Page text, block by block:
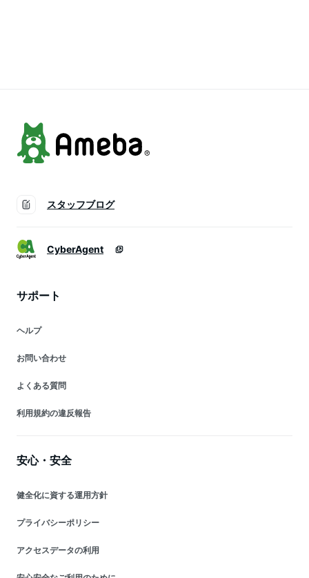
スタッフブログ
CyberAgent
サポート
ヘルプ
お問い合わせ
よくある質問
利用規約の違反報告
安心・安全
健全化に資する運用方針
プライバシーポリシー
アクセスデータの利用